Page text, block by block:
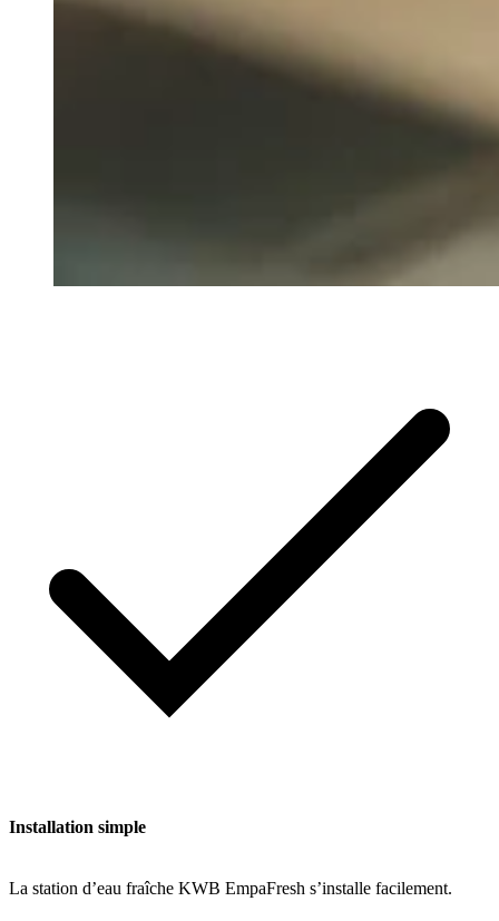
Installation simple
La station d’eau fraîche KWB EmpaFresh s’installe facilement.